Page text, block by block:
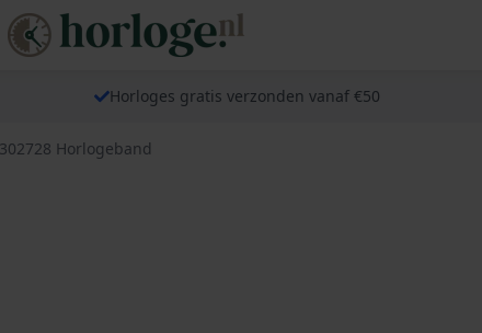
Horloges gratis verzonden vanaf €50
Horlogeband